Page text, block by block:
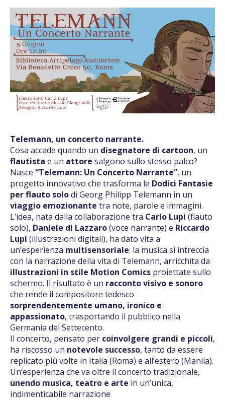
Telemann, un concerto narrante.
Cosa accade quando un disegnatore di cartoon, un
flautista e un attore salgono sullo stesso palco?
Nasce “Telemann: Un Concerto Narrante”, un
progetto innovativo che trasforma le Dodici Fantasie
per flauto solodi Georg Philipp Telemann in un
viaggio emozionante tra note, parole e immagini.
L’idea, nata dalla collaborazione tra Carlo Lupi (flauto
solo), Daniele di Lazzaro(voce narrante) e Riccardo
Lupi (illustrazioni digitali), ha dato vita a
un’esperienza multisensoriale: la musica si intreccia
con la narrazione della vita di Telemann, arricchita da
illustrazioni in stile Motion Comics proiettate sullo
schermo. Il risultato è un racconto visivo e sonoro
che rende il compositore tedesco
sorprendentemente umano, ironico e
appassionato, trasportando il pubblico nella
Germania del Settecento.
Il concerto, pensato per coinvolgere grandi e piccoli,
ha riscosso un notevole successo, tanto da essere
replicato più volte in Italia (Roma) e all’estero (Manila).
Un’esperienza che va oltre il concerto tradizionale,
unendo musica, teatro e arte in un’unica,
indimenticabile narrazione